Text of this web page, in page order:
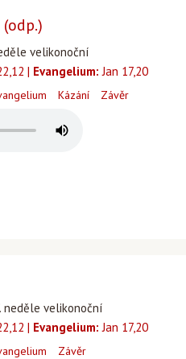
velikonoční
| Evangelium: Jan 17,20
Kázání Závěr
neděle velikonoční
| Evangelium: Jan 17,20
Závěr